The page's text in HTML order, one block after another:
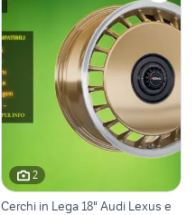
2
Cerchi in Lega 18" Audi Lexus e